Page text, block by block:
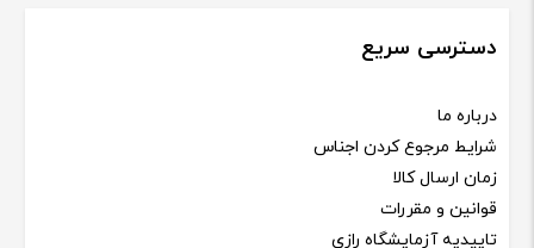
دسترسی سریع
درباره ما
شرایط مرجوع کردن اجناس
زمان ارسال کالا
قوانین و مقررات
تاییدیه آزمایشگاه رازی